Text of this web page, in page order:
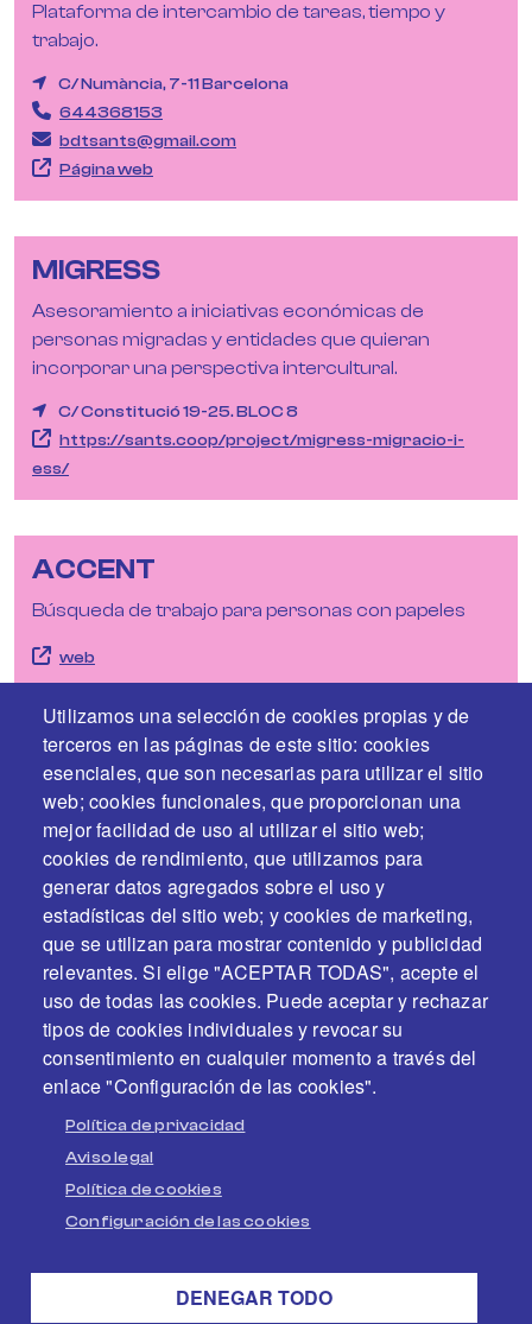
Plataforma de intercambio de tareas, tiempo y
trabajo.
C/ Numància, 7-11 Barcelona
644368153
bdtsants@gmail.com
Página web
MIGRESS
Asesoramiento a iniciativas económicas de
personas migradas y entidades que quieran
incorporar una perspectiva intercultural.
C/ Constitució 19-25. BLOC 8
https://sants.coop/project/migress-migracio-i-
ess/
ACCENT
Búsqueda de trabajo para personas con papeles
web
En colaboración y con el apoyo de
PEU
Avís legal
Política de cookies
Política de privacitat
Accede
Utilizamos una selección de cookies propias y de
terceros en las páginas de este sitio: cookies
esenciales, que son necesarias para utilizar el sitio
web; cookies funcionales, que proporcionan una
mejor facilidad de uso al utilizar el sitio web;
cookies de rendimiento, que utilizamos para
generar datos agregados sobre el uso y
estadísticas del sitio web; y cookies de marketing,
que se utilizan para mostrar contenido y publicidad
relevantes. Si elige "ACEPTAR TODAS", acepte el
uso de todas las cookies. Puede aceptar y rechazar
tipos de cookies individuales y revocar su
consentimiento en cualquier momento a través del
enlace "Configuración de las cookies".
Política de privacidad
Aviso legal
Política de cookies
Configuración de las cookies
DENEGAR TODO